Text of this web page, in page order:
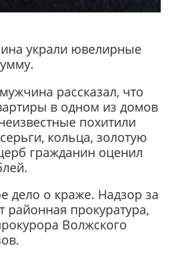
украли ювелирные
рассказал, что
в одном из домов
похитили
кольца, золотую
гражданин оценил
дело о краже. Надзор за
районная прокуратура,
Волжского